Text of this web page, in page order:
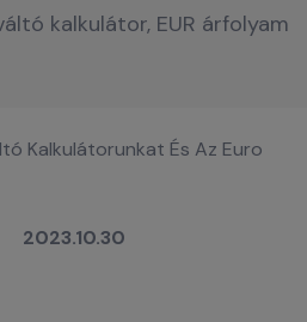
kalkulátor, EUR árfolyam
Kalkulátorunkat És Az Euro
2023.10.30